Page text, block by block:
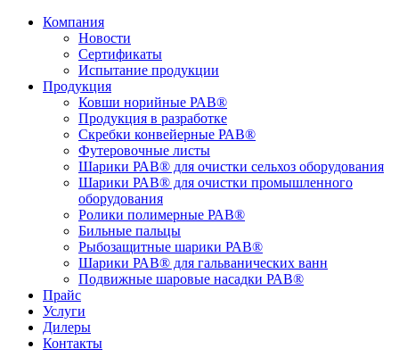
Компания
Новости
Сертификаты
Испытание продукции
Продукция
Ковши норийные РАВ®
Продукция в разработке
Скребки конвейерные РАВ®
Футеровочные листы
Шарики РАВ® для очистки сельхоз оборудования
Шарики РАВ® для очистки промышленного
оборудования
Ролики полимерные РАВ®
Бильные пальцы
Рыбозащитные шарики РАВ®
Шарики РАВ® для гальванических ванн
Подвижные шаровые насадки РАВ®
Прайс
Услуги
Дилеры
Контакты